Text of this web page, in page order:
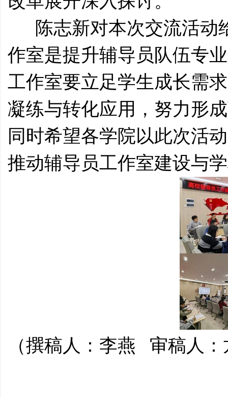
陈志新对本次交流活动
作室是提升辅导员队伍专
工作室要立足学生成长需
凝练与转化应用，努力形
同时希望各学院以此次活
推动辅导员工作室建设与
（撰稿人：李燕 审稿人